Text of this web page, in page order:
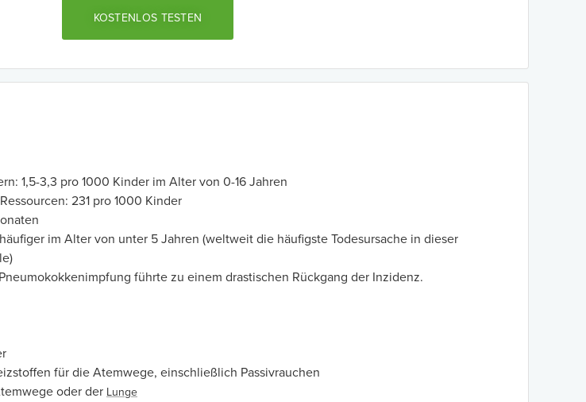
KOSTENLOS TESTEN
1,5-3,3 pro 1000 Kinder im Alter von 0-16 Jahren
231 pro 1000 Kinder
im Alter von unter 5 Jahren (weltweit die häufigste Todesursache in dieser
führte zu einem drastischen Rückgang der Inzidenz.
für die Atemwege, einschließlich Passivrauchen
oder der Lunge